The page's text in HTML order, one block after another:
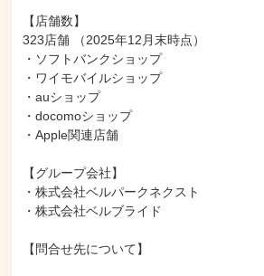
【店舗数】
323店舗 （2025年12月末時点）
・ソフトバンクショップ
・ワイモバイルショップ
・auショップ
・docomoショップ
・Apple関連店舗
【グループ会社】
・株式会社ベルパークネクスト
・株式会社ベルブライド
【問合せ先について】